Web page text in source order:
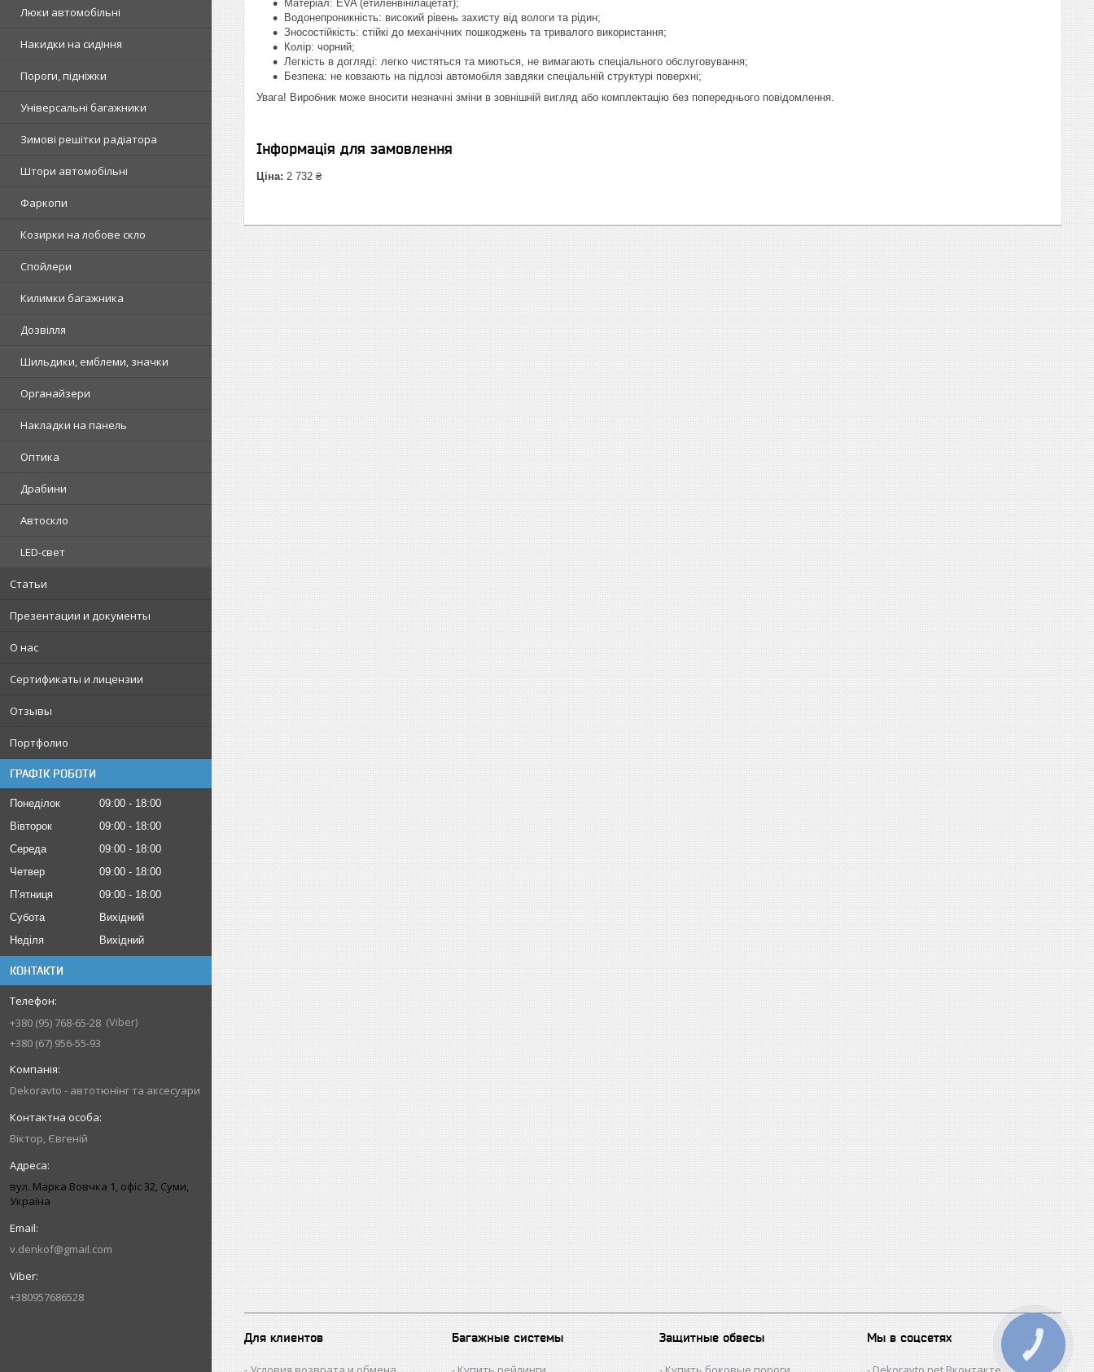
Люки автомобільні
Накидки на сидіння
Пороги, підніжки
Універсальні багажники
Зимові решітки радіатора
Штори автомобільні
Фаркопи
Козирки на лобове скло
Спойлери
Килимки багажника
Дозвілля
Шильдики, емблеми, значки
Органайзери
Накладки на панель
Оптика
Драбини
Автоскло
LED-свет
Статьи
Презентации и документы
О нас
Сертификаты и лицензии
Отзывы
Портфолио
ГРАФІК РОБОТИ
Понеділок 09:00
18:00
Вівторок
09:00
18:00
Середа
09:00
18:00
Четвер
09:00
18:00
Пʼятниця
09:00
18:00
Субота
Вихідний
Неділя
Вихідний
КОНТАКТИ
+380 (95) 768-65-28 Viber
+380 (67) 956-55-93
Dekoravto - автотюнінг та аксесуари
Віктор, Євгеній
вул. Марка Вовчка 1, офіс 32, Суми,
Україна
v.denkof@gmail.com
+380957686528
Матеріал: EVA (етиленвінілацетат);
Водонепроникність: високий рівень захисту від вологи та рідин;
Зносостійкість: стійкі до механічних пошкоджень та тривалого використання;
Колір: чорний;
Легкість в догляді: легко чистяться та миються, не вимагають спеціального обслуговування;
Безпека: не ковзають на підлозі автомобіля завдяки спеціальній структурі поверхні;
Увага! Виробник може вносити незначні зміни в зовнішній вигляд або комплектацію без попереднього повідомлення.
Інформація для замовлення
Ціна: 2 732 ₴
Для клиентов Багажные системы Защитные обвесы Мы в соцсетях